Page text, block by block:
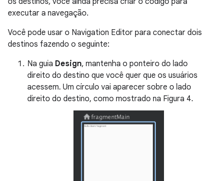
executar a navegação.
Você pode usar o Navigation Editor para conectar dois
destinos fazendo o seguinte:
Na guia Design, mantenha o ponteiro do lado
direito do destino que você quer que os usuários
acessem. Um círculo vai aparecer sobre o lado
direito do destino, como mostrado na Figura 4.